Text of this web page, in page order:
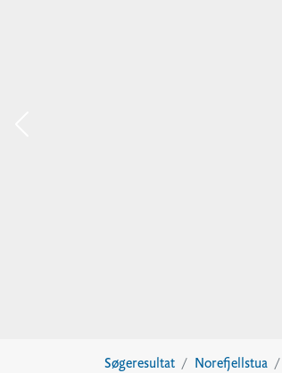
Søgeresultat Norefjellstua